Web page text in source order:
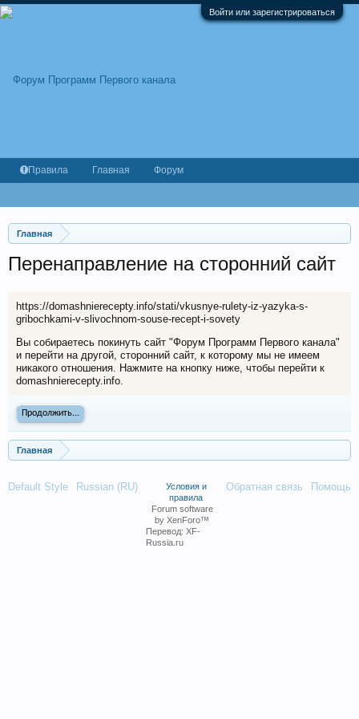
Войти или зарегистрироваться
Главная
Перенаправление на сторонний сайт
https://domashnierecepty.info/stati/vkusnye-rulety-iz-yazyka-s-
gribochkami-v-slivochnom-souse-recept-i-sovety
Вы собираетесь покинуть сайт "Форум Программ Первого канала"
и перейти на другой, сторонний сайт, к которому мы не имеем
никакого отношения. Нажмите на кнопку ниже, чтобы перейти к
domashnierecepty.info.
Продолжить...
Главная
Правила Главная Форум
Default Style Russian (RU) Обратная связь Помощь
Условия и
правила
Forum software
by XenForo™
Перевод: XF-
Russia.ru